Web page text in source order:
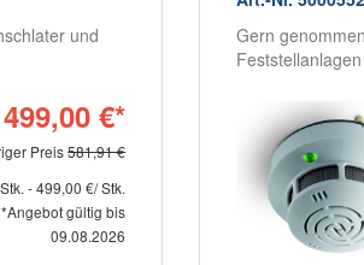
und
499,00 €*
Preis581,91 €
- 499,00 €/ Stk.
*Angebot gültig bis
09.08.2026
Gern
Feststellanlagen